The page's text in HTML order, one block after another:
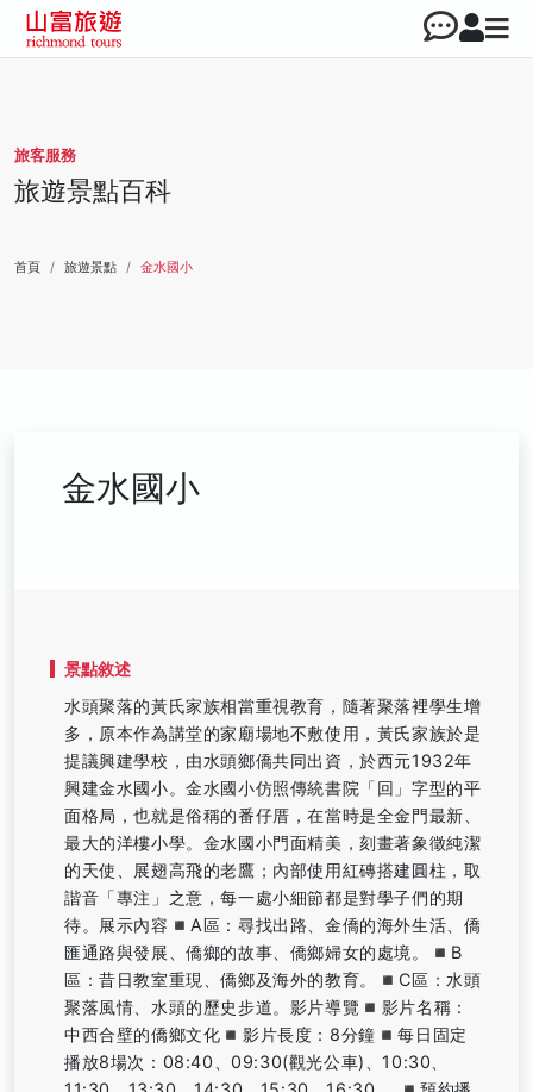
旅客服務
旅遊景點百科
首頁 旅遊景點 金水國小
金水國小
景點敘述
水頭聚落的黃氏家族相當重視教育，隨著聚落裡學生增
多，原本作為講堂的家廟場地不敷使用，黃氏家族於是
提議興建學校，由水頭鄉僑共同出資，於西元1932年
興建金水國小。金水國小仿照傳統書院「回」字型的平
面格局，也就是俗稱的番仔厝，在當時是全金門最新、
最大的洋樓小學。金水國小門面精美，刻畫著象徵純潔
的天使、展翅高飛的老鷹；內部使用紅磚搭建圓柱，取
諧音「專注」之意，每一處小細節都是對學子們的期
待。展示內容◾️A區：尋找出路、金僑的海外生活、僑
匯通路與發展、僑鄉的故事、僑鄉婦女的處境。◾️B
區：昔日教室重現、僑鄉及海外的教育。◾️C區：水頭
聚落風情、水頭的歷史步道。影片導覽◾️影片名稱：
中西合壁的僑鄉文化◾️影片長度：8分鐘◾️每日固定
播放8場次：08:40、09:30(觀光公車)、10:30、